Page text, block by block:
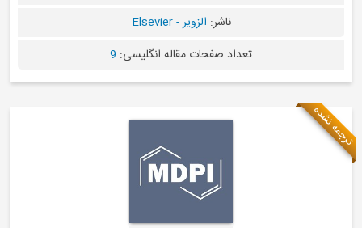
ناشر: الزویر - Elsevier
تعداد صفحات مقاله انگلیسی: 9
ترجمه نشده